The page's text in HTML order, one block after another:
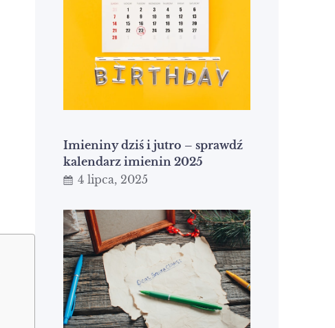
Imieniny dziś i jutro – sprawdź
kalendarz imienin 2025
4 lipca, 2025